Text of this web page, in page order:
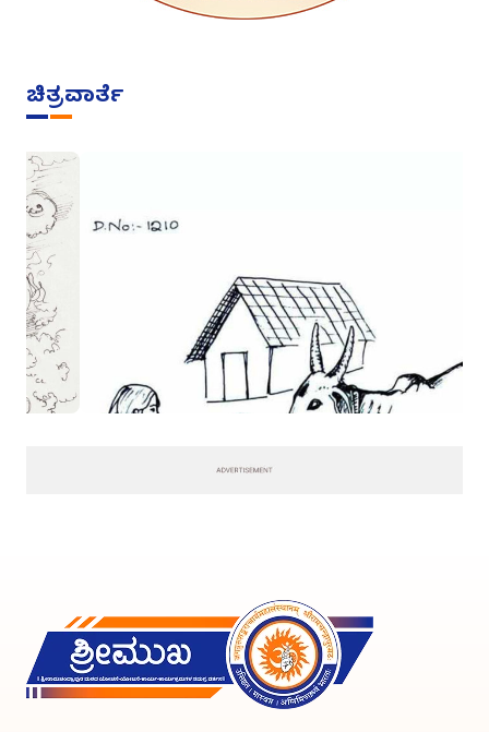
ಚಿತ್ರವಾರ್ತೆ